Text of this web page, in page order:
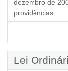
dezembro de
providências.
Lei